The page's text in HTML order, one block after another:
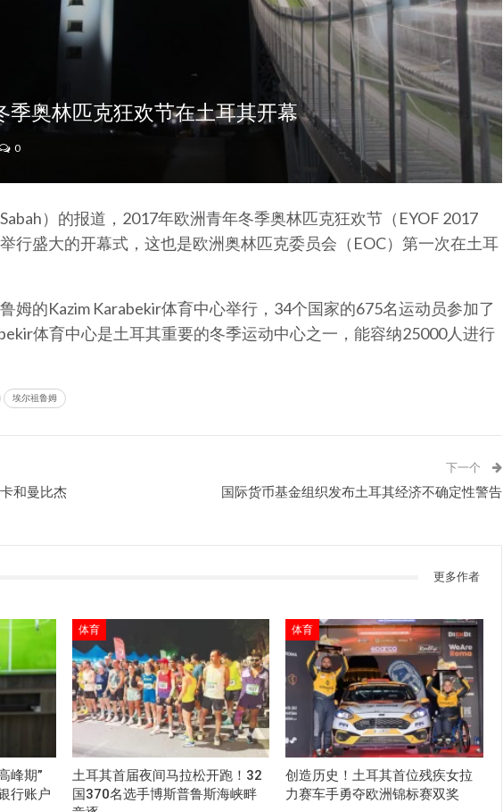
季奥林匹克狂欢节在土耳其开幕
0
）的报道，2017年欧洲青年冬季奥林匹克狂欢节（EYOF 2017
行盛大的开幕式，这也是欧洲奥林匹克委员会（EOC）第一次在土耳
姆的Kazim Karabekir体育中心举行，34个国家的675名运动员参加了
体育中心是土耳其重要的冬季运动中心之一，能容纳25000人进行
埃尔祖鲁姆
和曼比杰
下一个
国际货币基金组织发布土耳其经济不确定性警告
更多作者
峰期”
行账户
体育
土耳其首届夜间马拉松开跑！32
国370名选手博斯普鲁斯海峡畔
体育
创造历史！土耳其首位残疾女拉
力赛车手勇夺欧洲锦标赛双奖